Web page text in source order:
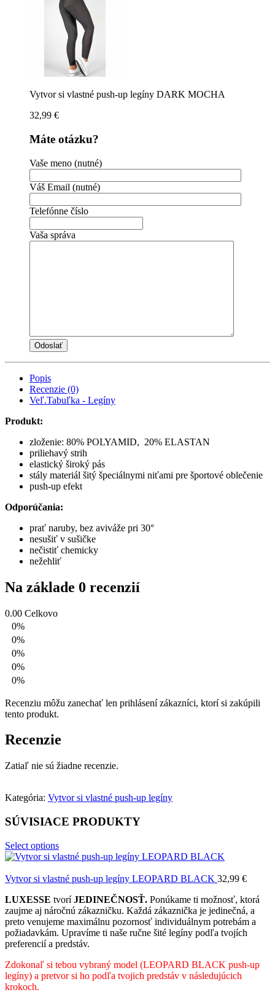
Vytvor si vlastné push-up legíny DARK MOCHA
32,99 €
Máte otázku?
Vaše meno (nutné)
Váš Email (nutné)
Telefónne číslo
Vaša správa
Popis
Recenzie (0)
Veľ.Tabuľka - Legíny
Produkt:
zloženie: 80% POLYAMID, 20% ELASTAN
priliehavý strih
elastický široký pás
stály materiál šitý špeciálnymi niťami pre športové oblečenie
push-up efekt
Odporúčania:
prať naruby, bez aviváže pri 30°
nesušiť v sušičke
nečistiť chemicky
nežehliť
Na základe 0 recenzií
0.00 Celkovo
0%
0%
0%
0%
0%
Recenziu môžu zanechať len prihlásení zákazníci, ktorí si zakúpili
tento produkt.
Recenzie
Zatiaľ nie sú žiadne recenzie.
Kategória: Vytvor si vlastné push-up legíny
SÚVISIACE PRODUKTY
Select options
Vytvor si vlastné push-up legíny LEOPARD BLACK 32,99 €
LUXESSE tvoríJEDINEČNOSŤ. Ponúkame ti možnosť, ktorá
zaujme aj náročnú zákazničku. Každá zákaznička je jedinečná, a
preto venujeme maximálnu pozornosť individuálnym potrebám a
požiadavkám. Upravíme ti naše ručne šité legíny podľa tvojích
preferencií a predstáv.
Zdokonaľ si tebou vybraný model (LEOPARD BLACK push-up
legíny) a pretvor si ho podľa tvojich predstáv v následujúcich
krokoch.